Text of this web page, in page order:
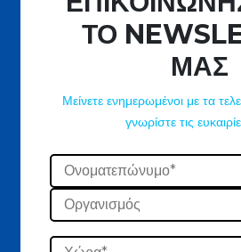
ΤΟ
ΜΑΣ
Μείνετε ενημερωμένοι με τα
γνωρίστε τις